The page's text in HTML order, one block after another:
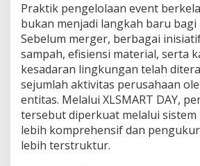
Praktik pengelolaan event
bukan menjadi langkah baru bagi
Sebelum merger, berbagai
sampah, efisiensi material, serta
kesadaran lingkungan telah
sejumlah aktivitas perusahaan
entitas. Melalui XLSMART DAY,
tersebut diperkuat melalui
lebih komprehensif dan
lebih terstruktur.